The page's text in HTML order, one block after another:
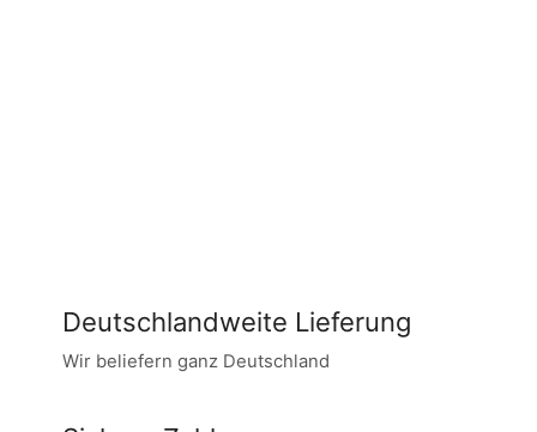
Deutschlandweite Lieferung
Wir beliefern ganz Deutschland